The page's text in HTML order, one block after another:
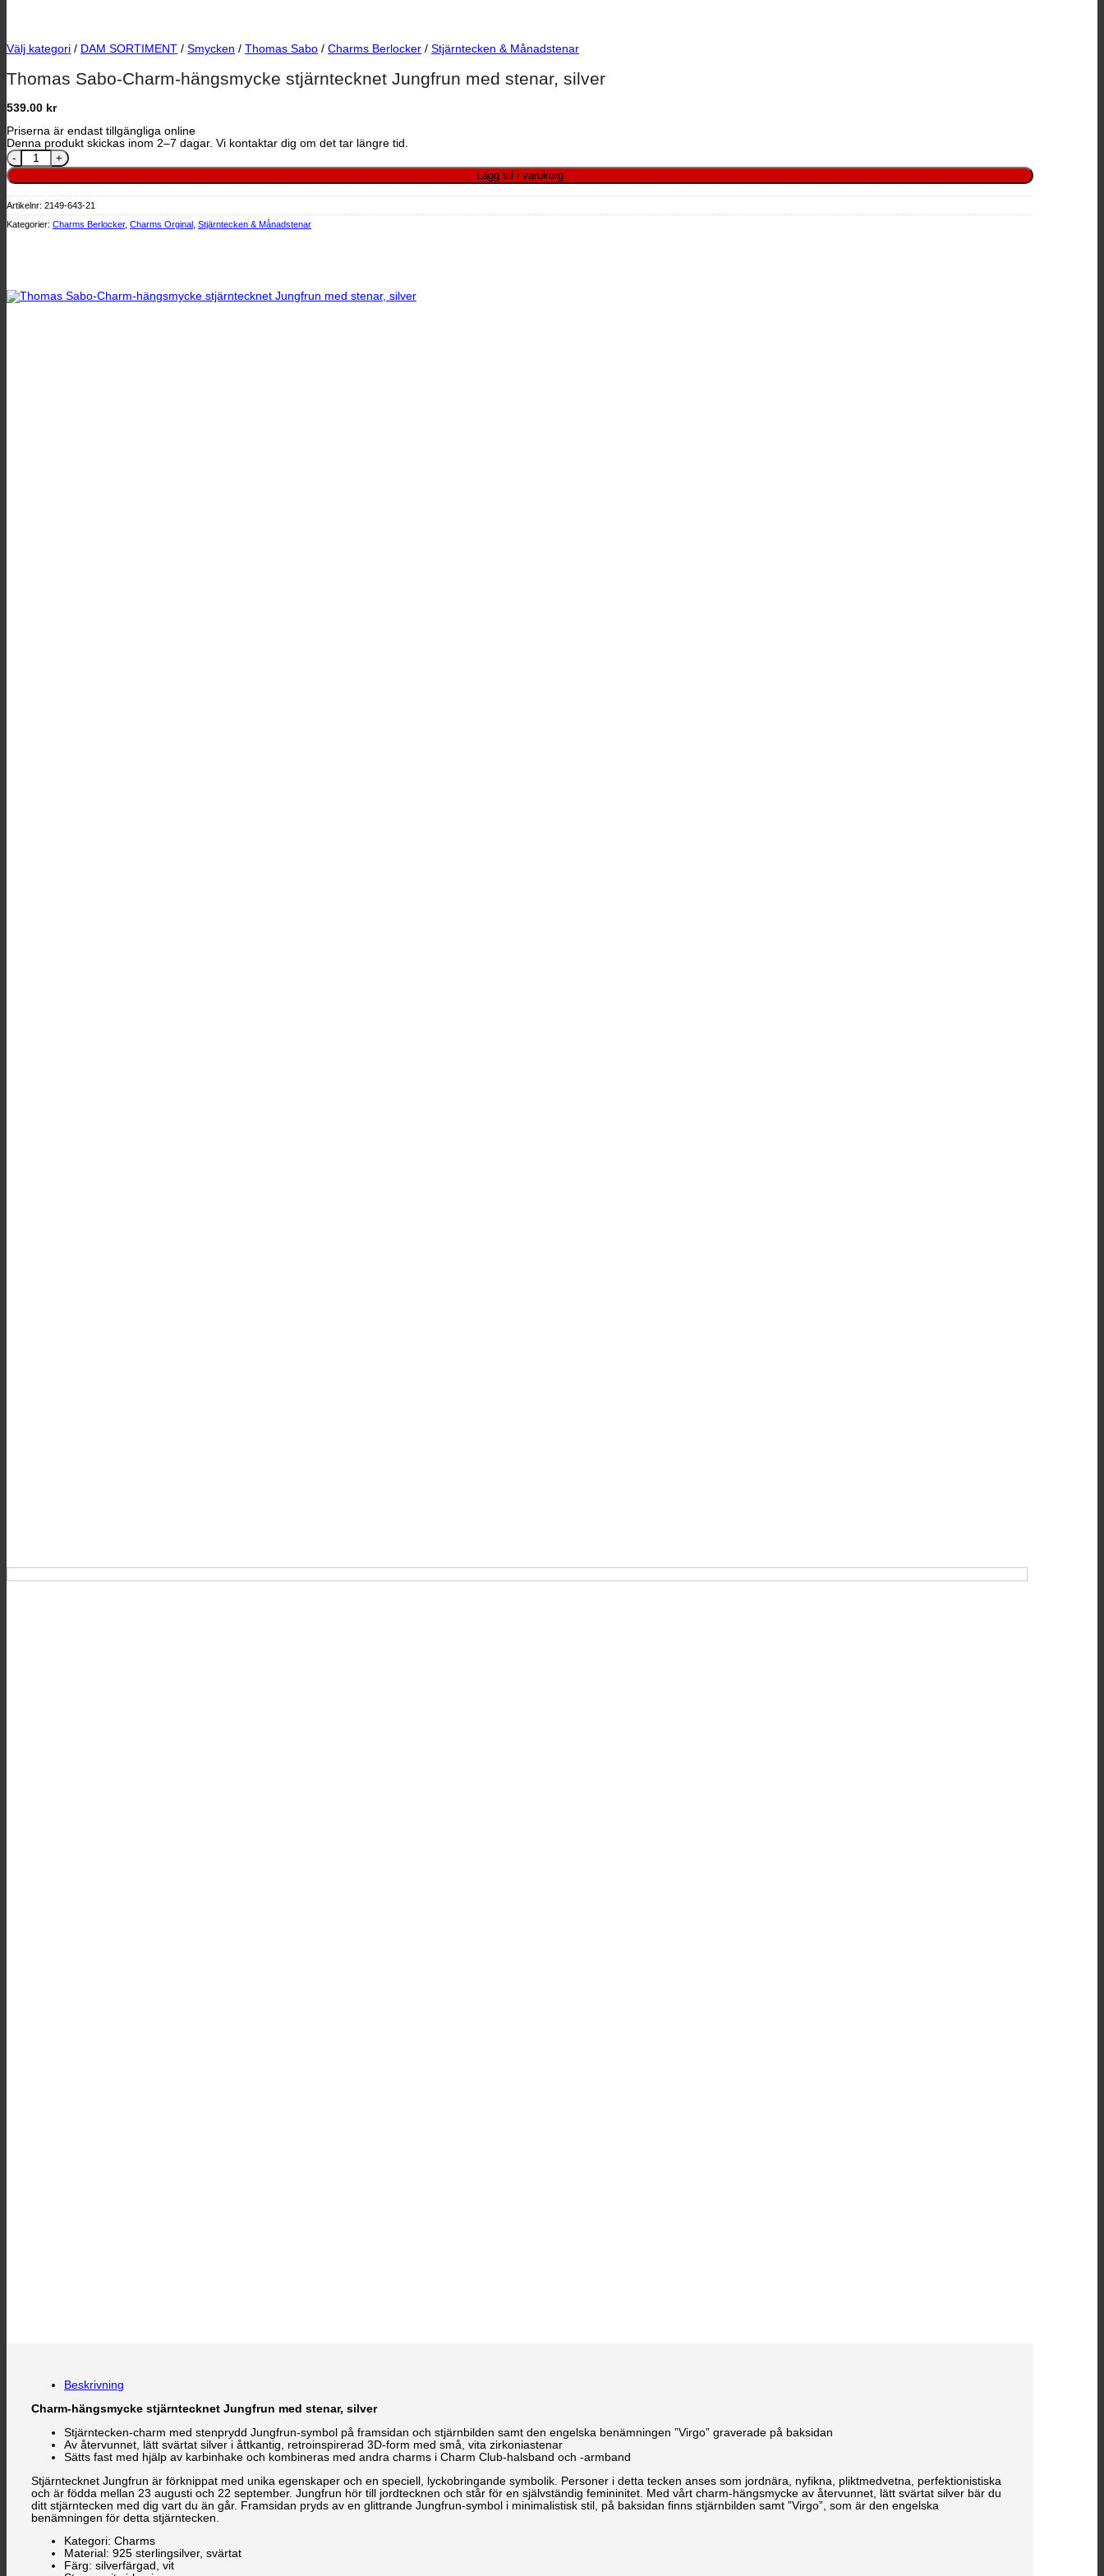
Välj kategori / DAM SORTIMENT / Smycken / Thomas Sabo / Charms Berlocker / Stjärntecken & Månadstenar
Thomas Sabo-Charm-hängsmycke stjärntecknet Jungfrun med stenar, silver
539.00 kr
Priserna är endast tillgängliga online
Denna produkt skickas inom 2–7 dagar. Vi kontaktar dig om det tar längre tid.
Thomas Sabo-Charm-hängsmycke stjärntecknet Jungfrun med stenar, silver mängd
Lägg till i varukorg
Artikelnr: 2149-643-21
Kategorier: Charms Berlocker, Charms Orginal Stjärntecken & Månadstenar
Beskrivning
Charm-hängsmycke stjärntecknet Jungfrun med stenar, silver
Stjärntecken-charm med stenprydd Jungfrun-symbol på framsidan och stjärnbilden samt den engelska benämningen ”Virgo” graverade på baksidan
Av återvunnet, lätt svärtat silver i åttkantig, retroinspirerad 3D-form med små, vita zirkoniastenar
Sätts fast med hjälp av karbinhake och kombineras med andra charms i Charm Club-halsband och -armband
Stjärntecknet Jungfrun är förknippat med unika egenskaper och en speciell, lyckobringande symbolik. Personer i detta tecken anses som jordnära, nyfikna, pliktmedvetna, perfektionistiska
och är födda mellan 23 augusti och 22 september. Jungfrun hör till jordtecknen och står för en självständig femininitet. Med vårt charm-hängsmycke av återvunnet, lätt svärtat silver bär du
ditt stjärntecken med dig vart du än går. Framsidan pryds av en glittrande Jungfrun-symbol i minimalistisk stil, på baksidan finns stjärnbilden samt ”Virgo”, som är den engelska
benämningen för detta stjärntecken.
Kategori: Charms
Material: 925 sterlingsilver, svärtat
Färg: silverfärgad, vit